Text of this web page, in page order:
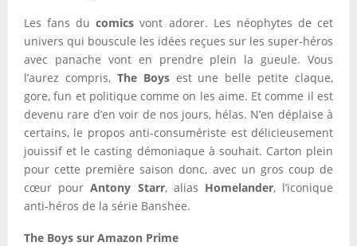
Les fans ducomics vont adorer. Les néophytes de cet
univers qui bouscule les idées reçues sur les super-héros
avec panache vont en prendre plein la gueule. Vous
l’aurez compris, The Boysest une belle petite claque,
gore, fun et politique comme on les aime. Et comme il est
devenu rare d’en voir de nos jours, hélas. N’en déplaise à
certains, le propos anti-consumériste est délicieusement
jouissif et le casting démoniaque à souhait. Carton plein
pour cette première saison donc, avec un gros coup de
cœur pourAntony Starr, alias Homelander, l’iconique
anti-héros de la série Banshee.
The Boys sur Amazon Prime